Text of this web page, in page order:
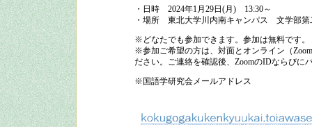
・日時 2024年1月 29日 (月 ) 13:30～
・場所 東北大学川内南キャンパス 文学部第
※どなたでも参加できます。参加は無料です。
※参加ご希望の方は、対面とオンライン（
ださい。ご連絡を確認後、ZoomのIDならびに
※国語学研究会メールアドレス